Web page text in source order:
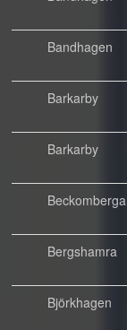
Bandhagen
Barkarby
Barkarby
Beckomberga
Bergshamra
Björkhagen